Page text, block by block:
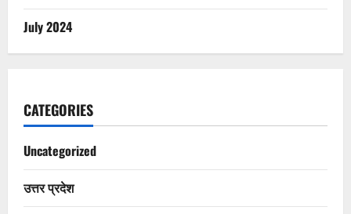
July 2024
CATEGORIES
Uncategorized
उत्तर प्रदेश